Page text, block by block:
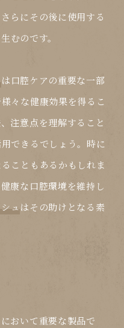
らにその後に使用する
むのです。
は口腔ケアの重要な一部
々な健康効果を得るこ
注意点を理解すること
できるでしょう。時に
こともあるかもしれま
康な口腔環境を維持し
ュはその助けとなる素
おいて重要な製品で